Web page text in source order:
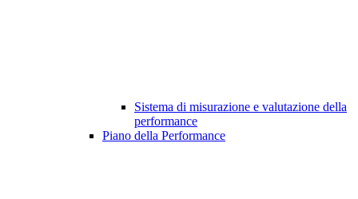
Sistema di misurazione e valutazione della
performance
Piano della Performance